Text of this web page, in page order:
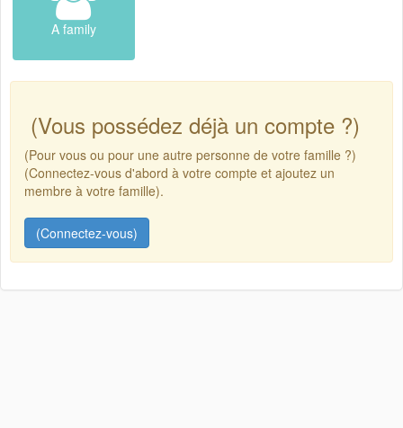
A family
(Vous possédez déjà un compte ?)
(Pour vous ou pour une autre personne de votre famille ?)
(Connectez-vous d'abord à votre compte et ajoutez un
membre à votre famille).
(Connectez-vous)